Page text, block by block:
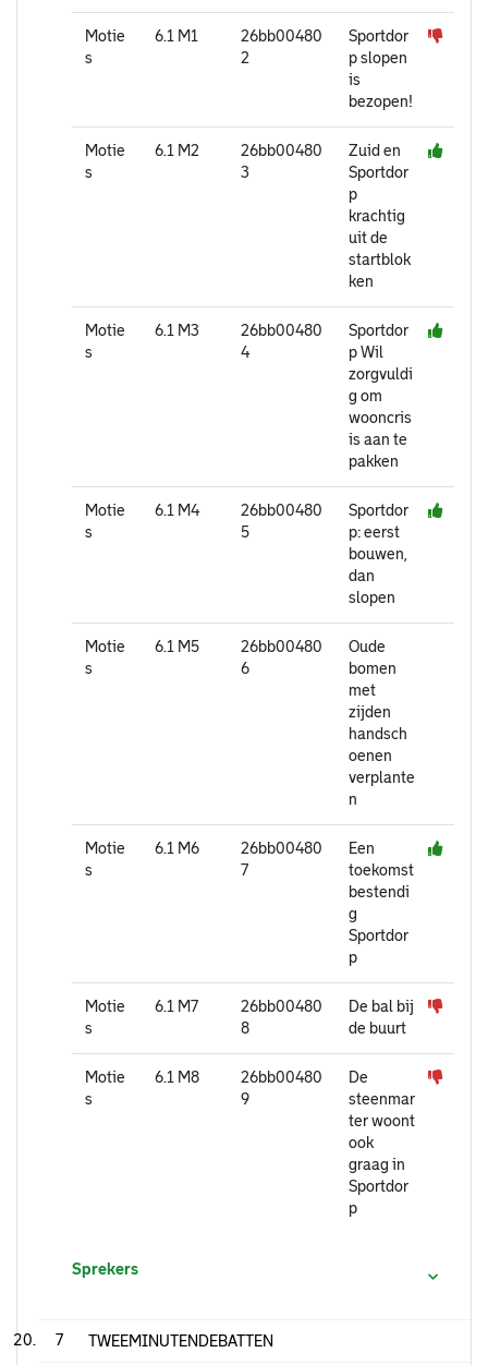
Motie
s
6.1 M1
26bb00480
2
Sportdor
p slopen
is
bezopen!
Motie
s
6.1 M2
26bb00480
3
Zuid en
Sportdor
p
krachtig
uit de
startblok
ken
Motie
s
6.1 M3
26bb00480
4
Sportdor
p Wil
zorgvuldi
g om
wooncris
is aan te
pakken
Motie
s
6.1 M4
26bb00480
5
Sportdor
p: eerst
bouwen,
dan
slopen
Motie
s
6.1 M5
26bb00480
6
Oude
bomen
met
zijden
handsch
oenen
verplante
n
Motie
s
6.1 M6
26bb00480
7
Een
toekomst
bestendi
g
Sportdor
p
Motie
s
6.1 M7
26bb00480
8
De bal bij
de buurt
Motie
s
6.1 M8
26bb00480
9
De
steenmar
ter woont
ook
graag in
Sportdor
p
Sprekers
7 TWEEMINUTENDEBATTEN